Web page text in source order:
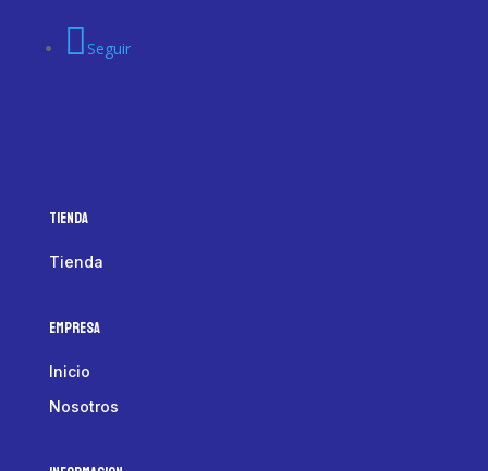
Seguir
Tienda
Tienda
Empresa
Inicio
Nosotros